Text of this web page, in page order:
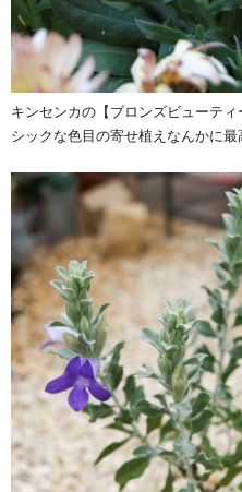
キンセンカの【ブロンズビューティ
シックな色目の寄せ植えなんかに最